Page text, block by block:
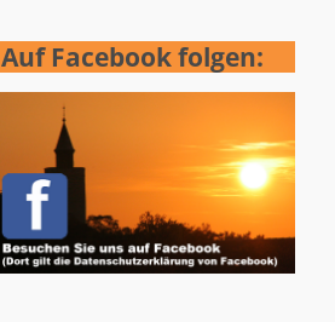
Auf Facebook folgen: